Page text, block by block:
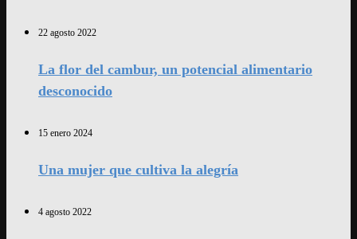
22 agosto 2022
La flor del cambur, un potencial alimentario
desconocido
15 enero 2024
Una mujer que cultiva la alegría
4 agosto 2022